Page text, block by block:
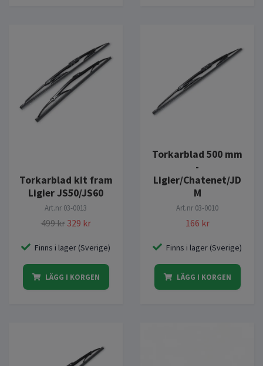
Torkarblad kit fram
Ligier JS50/JS60
Art.nr 03-0013
499 kr 329 kr
Finns i lager (Sverige)
LÄGG I KORGEN
Torkarblad 500 mm
-
Ligier/Chatenet/JD
M
Art.nr 03-0010
166 kr
Finns i lager (Sverige)
LÄGG I KORGEN